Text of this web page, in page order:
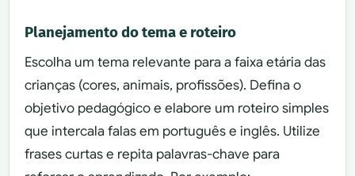
Planejamento do tema e roteiro
Escolha um tema relevante para a faixa etária das
crianças (cores, animais, profissões). Defina o
objetivo pedagógico e elabore um roteiro simples
que intercala falas em português e inglês. Utilize
frases curtas e repita palavras-chave para